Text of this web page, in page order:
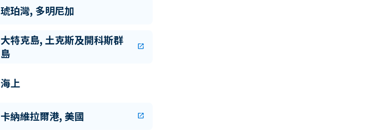
琥珀灣, 多明尼加
大特克島, 土克斯及開科斯群
島
open_in_new
海上
卡納維拉爾港, 美國 open_in_new